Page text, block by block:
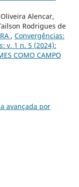
Alencar,
Rodrigues de
, Convergências:
v. 1 n. 5 (2024):
COMO CAMPO
avançada por